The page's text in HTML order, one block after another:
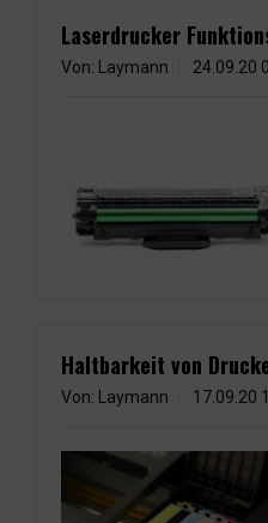
Laserdrucker
Von: Laymann 24.09.20
Haltbarkeit von
Von: Laymann 17.09.20